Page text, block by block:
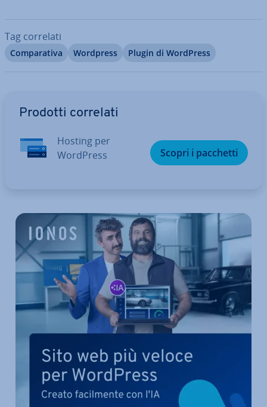
Tag correlati
Com­pa­ra­ti­va Wordpress Plugin di WordPress
Prodotti correlati
Hosting per
WordPress
Scopri i pacchetti